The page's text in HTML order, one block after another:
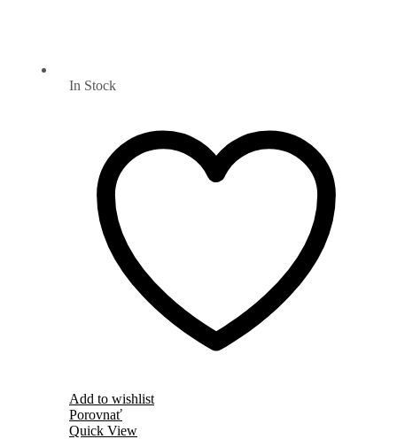
In Stock
Add to wishlist
Porovnať
Quick View